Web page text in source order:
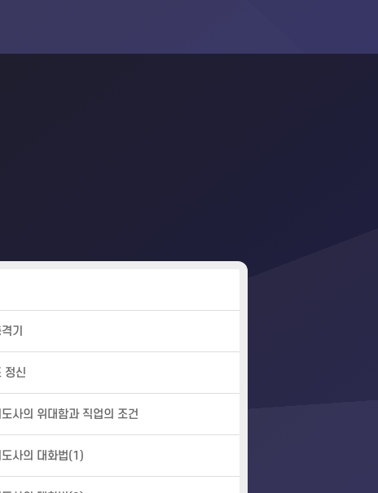
기
정신
사의 위대함과 직업의 조건
사의 대화법(1)